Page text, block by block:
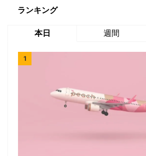
ランキング
本日 週間